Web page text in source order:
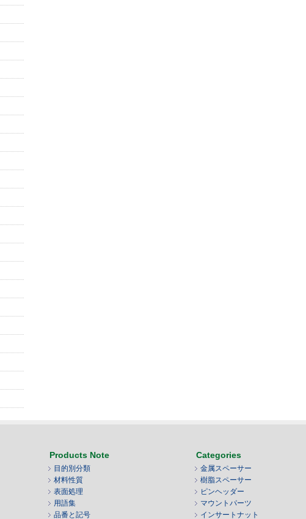
Products Note
目的別分類
材料性質
表面処理
用語集
品番と記号
Categories
金属スペーサー
樹脂スペーサー
ピンヘッダー
マウントパーツ
インサートナット